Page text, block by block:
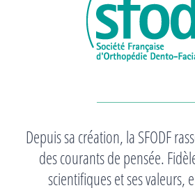
Depuis sa création, la SFODF
des courants de pensée.
scientifiques et ses valeurs,